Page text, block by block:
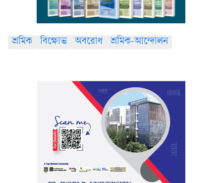
শ্রমিক বিক্ষোভ অবরোধ শ্রমিক-আন্দোলন